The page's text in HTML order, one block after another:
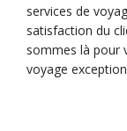
services de
satisfaction du
sommes là pour
voyage